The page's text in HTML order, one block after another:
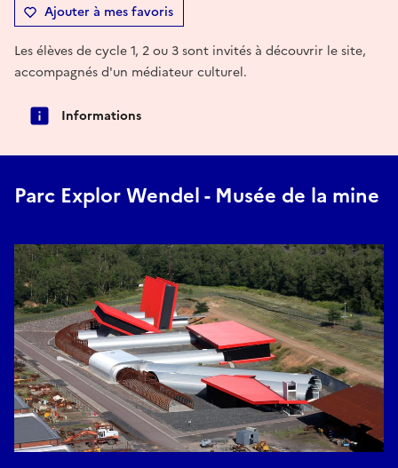
Ajouter à mes favoris
Les élèves de cycle 1, 2 ou 3 sont invités à découvrir le site,
accompagnés d'un médiateur culturel.
Informations
Parc Explor Wendel - Musée de la mine